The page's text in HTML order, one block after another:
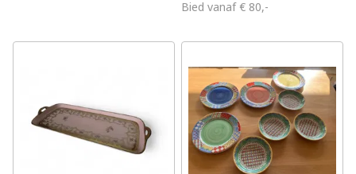
decor 'Karla'.
Bied vanaf € 80,-